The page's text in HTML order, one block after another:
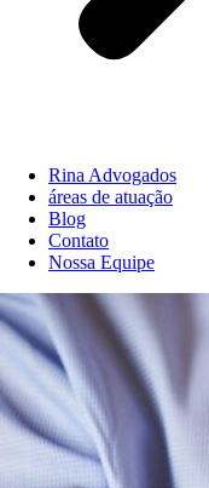
Rina Advogados
áreas de atuação
Blog
Contato
Nossa Equipe